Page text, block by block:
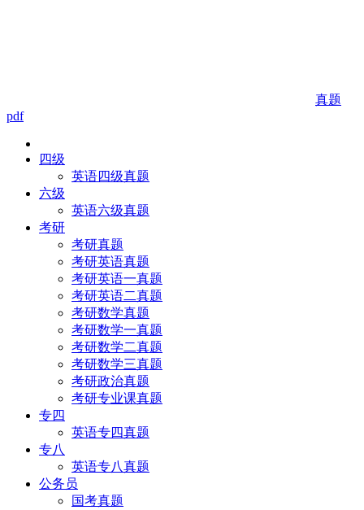
真题
pdf
四级
英语四级真题
六级
英语六级真题
考研
考研真题
考研英语真题
考研英语一真题
考研英语二真题
考研数学真题
考研数学一真题
考研数学二真题
考研数学三真题
考研政治真题
考研专业课真题
专四
英语专四真题
专八
英语专八真题
公务员
国考真题